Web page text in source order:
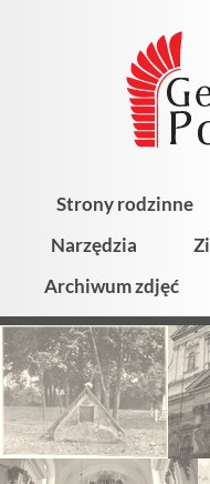
Strony rodzinne
Narzędzia
Archiwum zdjęć